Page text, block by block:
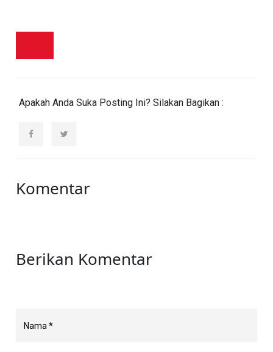
Apakah Anda Suka Posting Ini? Silakan Bagikan :
Komentar
Berikan Komentar